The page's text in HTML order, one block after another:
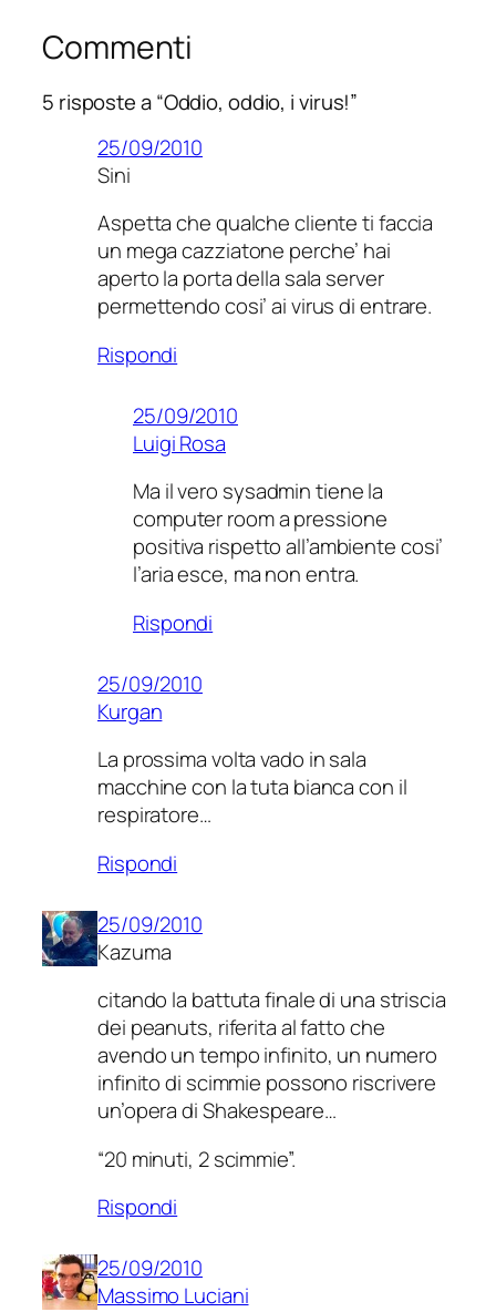
Commenti
5 risposte a “Oddio, oddio, i virus!”
25/09/2010
Sini
Aspetta che qualche cliente ti faccia
un mega cazziatone perche’ hai
aperto la porta della sala server
permettendo cosi’ ai virus di entrare.
Rispondi
25/09/2010
Luigi Rosa
Ma il vero sysadmin tiene la
computer room a pressione
positiva rispetto all’ambiente cosi’
l’aria esce, ma non entra.
Rispondi
25/09/2010
Kurgan
La prossima volta vado in sala
macchine con la tuta bianca con il
respiratore…
Rispondi
25/09/2010
Kazuma
citando la battuta finale di una striscia
dei peanuts, riferita al fatto che
avendo un tempo infinito, un numero
infinito di scimmie possono riscrivere
un’opera di Shakespeare…
“20 minuti, 2 scimmie”.
Rispondi
25/09/2010
Massimo Luciani